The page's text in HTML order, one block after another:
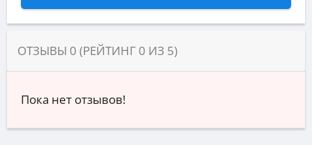
ОТЗЫВЫ 0 (РЕЙТИНГ 0 ИЗ 5)
Пока нет отзывов!